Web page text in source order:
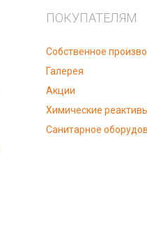
ПОКУПАТЕЛЯМ
Собственное
Галерея
Акции
Химические
Санитарное